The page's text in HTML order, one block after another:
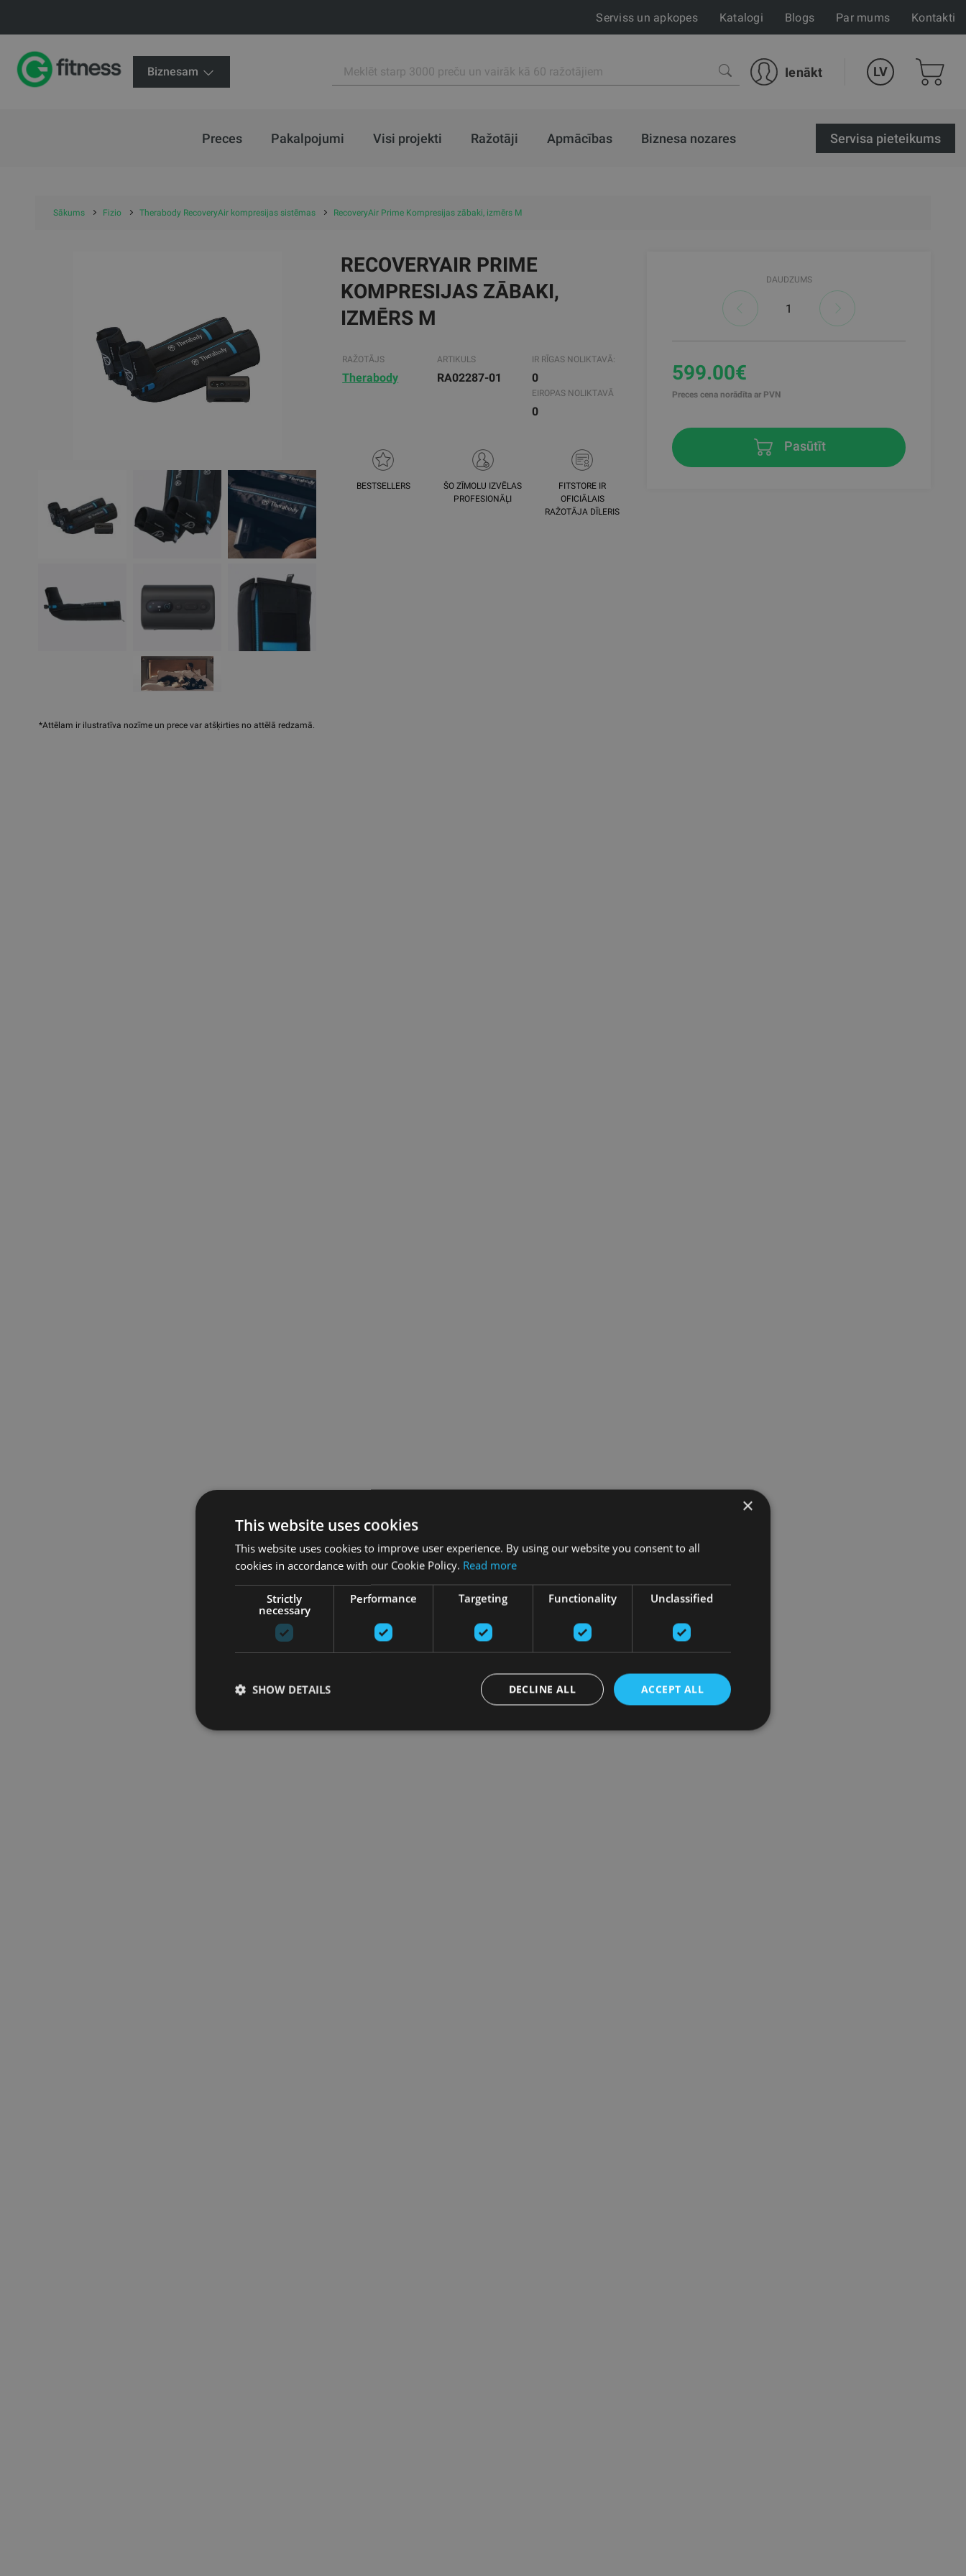
Serviss un apkopes Katalogi Blogs Par mums Kontakti
Biznesam Ienākt LV
Preces Pakalpojumi Visi projekti Ražotāji Apmācības Biznesa nozares Servisa pieteikums
Sākums Fizio Therabody RecoveryAir kompresijas sistēmas RecoveryAir Prime Kompresijas zābaki, izmērs M
*Attēlam ir ilustratīva nozīme un prece var atšķirties no attēlā redzamā.
RECOVERYAIR PRIME
KOMPRESIJAS ZĀBAKI,
IZMĒRS M
RAŽOTĀJS
Therabody
ARTIKULS
RA02287-01
IR RĪGAS NOLIKTAVĀ:
0
EIROPAS NOLIKTAVĀ
0
BESTSELLERS
ŠO ZĪMOLU IZVĒLAS
PROFESIONĀĻI
FITSTORE IR
OFICIĀLAIS
RAŽOTĀJA DĪLERIS
DAUDZUMS
599.00€
Preces cena norādīta ar PVN
Pasūtīt
×
This website uses cookies
This website uses cookies to improve user experience. By using our website you consent to all
cookies in accordance with our Cookie Policy. Read more
Strictly
necessary
Performance Targeting Functionality Unclassified
ACCEPT ALL
DECLINE ALL
SHOW DETAILS